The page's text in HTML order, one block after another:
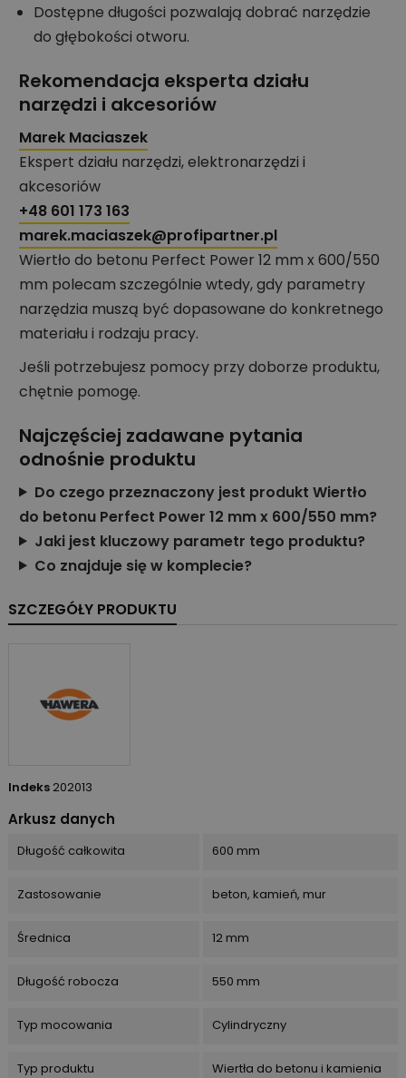
Dostępne długości pozwalają dobrać narzędzie
do głębokości otworu.
Rekomendacja eksperta działu
narzędzi i akcesoriów
Marek Maciaszek
Ekspert działu narzędzi, elektronarzędzi i
akcesoriów
+48 601 173 163
marek.maciaszek@profipartner.pl
Wiertło do betonu Perfect Power 12 mm x 600/550
mm polecam szczególnie wtedy, gdy parametry
narzędzia muszą być dopasowane do konkretnego
materiału i rodzaju pracy.
Jeśli potrzebujesz pomocy przy doborze produktu,
chętnie pomogę.
Najczęściej zadawane pytania
odnośnie produktu
Do czego przeznaczony jest produkt Wiertło
do betonu Perfect Power 12 mm x 600/550 mm?
Jaki jest kluczowy parametr tego produktu?
Co znajduje się w komplecie?
SZCZEGÓŁY PRODUKTU
Indeks 202013
Arkusz danych
Długość całkowita 600 mm
Zastosowanie beton, kamień, mur
Średnica 12 mm
Długość robocza 550 mm
Typ mocowania Cylindryczny
Typ produktu Wiertła do betonu i kamienia